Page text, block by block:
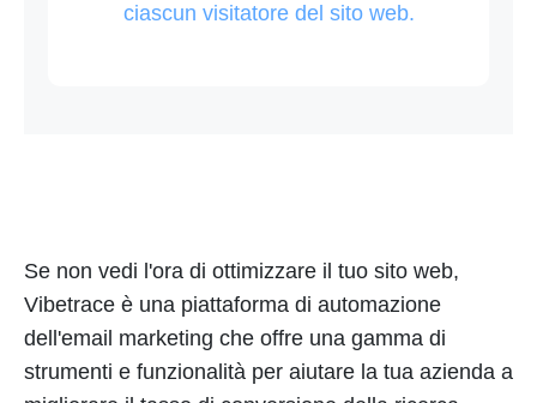
ciascun visitatore del sito web.
Se non vedi l'ora di ottimizzare il tuo sito web,
Vibetrace è una piattaforma di automazione
dell'email marketing che offre una gamma di
strumenti e funzionalità per aiutare la tua azienda a